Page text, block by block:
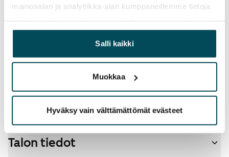
mainosalan ja analytiikka-alan kumppaneillemme tietoja
yhdistää näitä tietoja muihin tietoihin, joita olet antanut
heille tai joita on kerätty, kun olet käyttänyt heidän
palvelujaan.
Salli kaikki
Muokkaa
Hyväksy vain välttämättömät evästeet
Vuokraan sisältyy 50 M laajakaistaliittymä. Voit hankkia
lisänopeutta etuhintaan ottamalla yhteyttä
operaattoriin Telia.
Lemmikit sallittu
Savuton talo
Talon tiedot